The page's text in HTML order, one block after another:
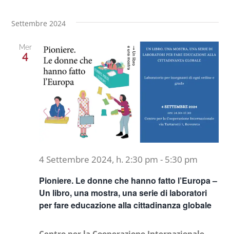
Settembre 2024
Mer
4
Pioniere. Le donne che hanno fatto l’Europa –
Un libro, una mostra, una serie di laboratori
per fare educazione alla cittadinanza globale
4 Settembre 2024, h. 2:30 pm - 5:30 pm